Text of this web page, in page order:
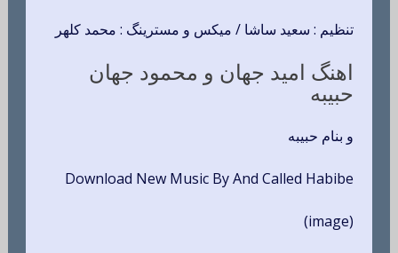
تنظیم : سعید ساشا / میکس و مسترینگ : محمد کلهر
اهنگ امید جهان و محمود جهان
حبیبه
و بنام حبیبه
Download New Music By And Called Habibe
(image)